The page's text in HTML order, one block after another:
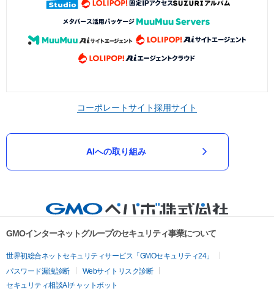
コーポレートサイト採用サイト
AIへの取り組み
GMOインターネットグループのセキュリティ事業について
世界初総合ネットセキュリティサービス「GMOセキュリティ24」
パスワード漏洩診断
Webサイトリスク診断
セキュリティ相談AIチャットボット